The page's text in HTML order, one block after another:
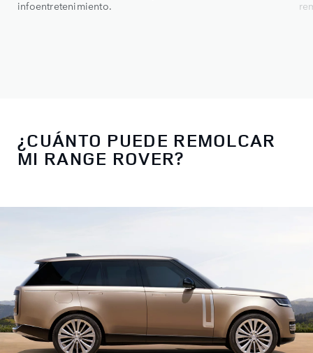
infoentretenimiento.
¿CUÁNTO PUEDE REMOLCAR
MI RANGE ROVER?